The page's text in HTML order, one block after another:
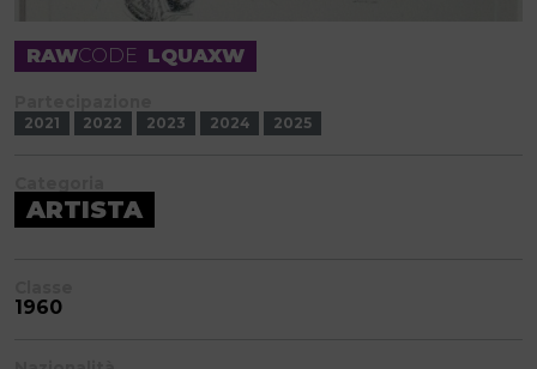
RAWCODE LQUAXW
2021 2022 2023 2024 2025
ARTISTA
1960